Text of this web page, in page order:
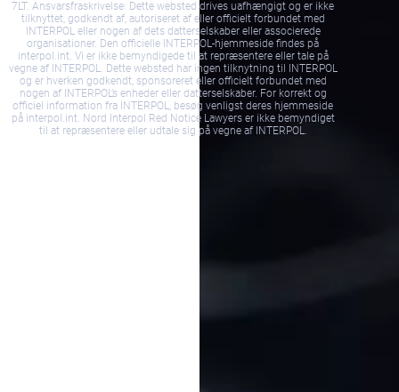
7LT. Ansvarsfraskrivelse: Dette websted drives uafhængigt og er ikke
tilknyttet, godkendt af, autoriseret af eller officielt forbundet med
INTERPOL eller nogen af dets datterselskaber eller associerede
organisationer. Den officielle INTERPOL-hjemmeside findes på
interpol.int. Vi er ikke bemyndigede til at repræsentere eller tale på
vegne af INTERPOL. Dette websted har ingen tilknytning til INTERPOL
og er hverken godkendt, sponsoreret eller officielt forbundet med
nogen af INTERPOL’s enheder eller datterselskaber. For korrekt og
officiel information fra INTERPOL, besøg venligst deres hjemmeside
på interpol.int. Nord Interpol Red Notice Lawyers er ikke bemyndiget
til at repræsentere eller udtale sig på vegne af INTERPOL.